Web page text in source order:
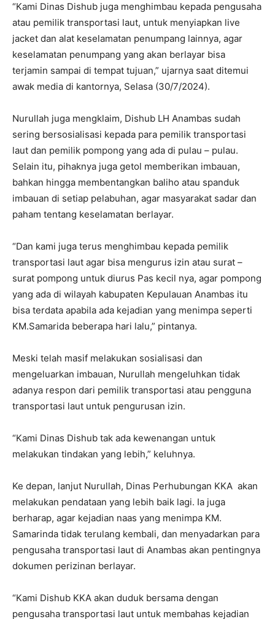
“Kami Dinas Dishub juga menghimbau kepada pengusaha
atau pemilik transportasi laut, untuk menyiapkan live
jacket dan alat keselamatan penumpang lainnya, agar
keselamatan penumpang yang akan berlayar bisa
terjamin sampai di tempat tujuan,” ujarnya saat ditemui
awak media di kantornya, Selasa (30/7/2024).
Nurullah juga mengklaim, Dishub LH Anambas sudah
sering bersosialisasi kepada para pemilik transportasi
laut dan pemilik pompong yang ada di pulau – pulau.
Selain itu, pihaknya juga getol memberikan imbauan,
bahkan hingga membentangkan baliho atau spanduk
imbauan di setiap pelabuhan, agar masyarakat sadar dan
paham tentang keselamatan berlayar.
“Dan kami juga terus menghimbau kepada pemilik
transportasi laut agar bisa mengurus izin atau surat –
surat pompong untuk diurus Pas kecil nya, agar pompong
yang ada di wilayah kabupaten Kepulauan Anambas itu
bisa terdata apabila ada kejadian yang menimpa seperti
KM.Samarida beberapa hari lalu,” pintanya.
Meski telah masif melakukan sosialisasi dan
mengeluarkan imbauan, Nurullah mengeluhkan tidak
adanya respon dari pemilik transportasi atau pengguna
transportasi laut untuk pengurusan izin.
“Kami Dinas Dishub tak ada kewenangan untuk
melakukan tindakan yang lebih,” keluhnya.
Ke depan, lanjut Nurullah, Dinas Perhubungan KKA akan
melakukan pendataan yang lebih baik lagi. Ia juga
berharap, agar kejadian naas yang menimpa KM.
Samarinda tidak terulang kembali, dan menyadarkan para
pengusaha transportasi laut di Anambas akan pentingnya
dokumen perizinan berlayar.
“Kami Dishub KKA akan duduk bersama dengan
pengusaha transportasi laut untuk membahas kejadian